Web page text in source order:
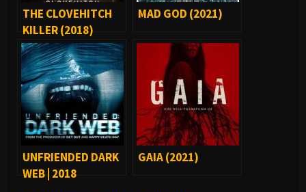
THE CLOVEHITCH
KILLER (2018)
MAD GOD (2021)
UNFRIENDED DARK
WEB | 2018
GAIA (2021)